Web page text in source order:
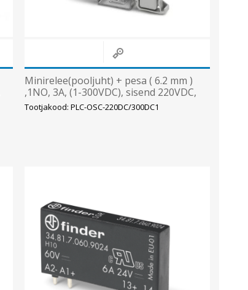
Minirelee(pooljuht) + pesa ( 6.2 mm )
,1NO, 3A, (1-300VDC), sisend 220VDC,
LED, ( kruviklemm), Ph
Tootjakood: PLC-OSC-220DC/300DC1